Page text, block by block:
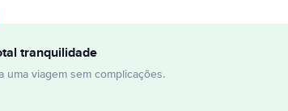
tranquilidade
uma viagem sem complicações.